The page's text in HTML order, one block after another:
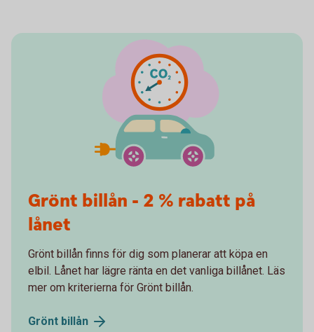
Grönt billån - 2 % rabatt på
lånet
Grönt billån finns för dig som planerar att köpa en
elbil. Lånet har lägre ränta en det vanliga billånet. Läs
mer om kriterierna för Grönt billån.
Grönt billån